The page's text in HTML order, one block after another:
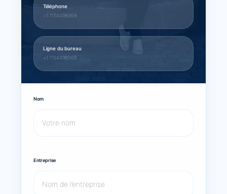
Téléphone
+1 7154498968
Ligne du bureau
+1 7154498968
Nom
Entreprise